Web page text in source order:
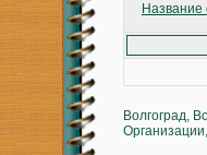
Название
Волгоград,